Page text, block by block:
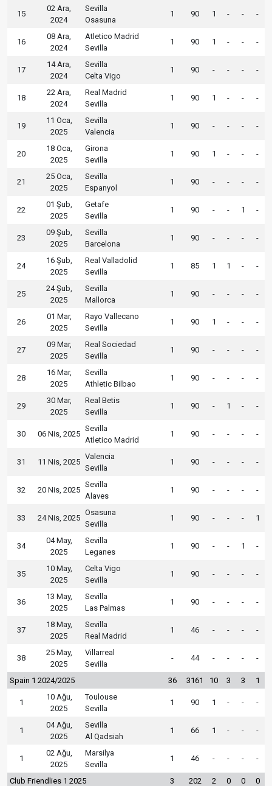
15
02 Ara,
2024
Sevilla
Osasuna
1 90 1 - - -
16
08 Ara,
2024
Atletico Madrid
Sevilla
1 90 1 - - -
17
14 Ara,
2024
Sevilla
Celta Vigo
1 90 - - - -
18
22 Ara,
2024
Real Madrid
Sevilla
1 90 1 - - -
19
11 Oca,
2025
Sevilla
Valencia
1 90 - - - -
20
18 Oca,
2025
Girona
Sevilla
1 90 1 - - -
21
25 Oca,
2025
Sevilla
Espanyol
1 90 - - - -
22
01 Şub,
2025
Getafe
Sevilla
1 90 - - 1 -
23
09 Şub,
2025
Sevilla
Barcelona
1 90 - - - -
24
16 Şub,
2025
Real Valladolid
Sevilla
1 85 1 1 - -
25
24 Şub,
2025
Sevilla
Mallorca
1 90 - - - -
26
01 Mar,
2025
Rayo Vallecano
Sevilla
1 90 1 - - -
27
09 Mar,
2025
Real Sociedad
Sevilla
1 90 - - - -
28
16 Mar,
2025
Sevilla
Athletic Bilbao
1 90 - - - -
29
30 Mar,
2025
Real Betis
Sevilla
1 90 - 1 - -
30 06 Nis, 2025
Sevilla
Atletico Madrid
1 90 - - - -
31 11 Nis, 2025
Valencia
Sevilla
1 90 - - - -
32 20 Nis, 2025
Sevilla
Alaves
1 90 - - - -
33 24 Nis, 2025
Osasuna
Sevilla
1 90 - - - 1
34
04 May,
2025
Sevilla
Leganes
1 90 - - 1 -
35
10 May,
2025
Celta Vigo
Sevilla
1 90 - - - -
36
13 May,
2025
Sevilla
Las Palmas
1 90 - - - -
37
18 May,
2025
Sevilla
Real Madrid
1 46 - - - -
38
25 May,
2025
Villarreal
Sevilla
- 44 - - - -
Spain 1 2024/2025 36 3161 10 3 3 1
1
10 Ağu,
2025
Toulouse
Sevilla
1 90 1 - - -
1
04 Ağu,
2025
Sevilla
Al Qadsiah
1 66 1 - - -
1
02 Ağu,
2025
Marsilya
Sevilla
1 46 - - - -
Club Friendlies 1 2025 3 202 2 0 0 0